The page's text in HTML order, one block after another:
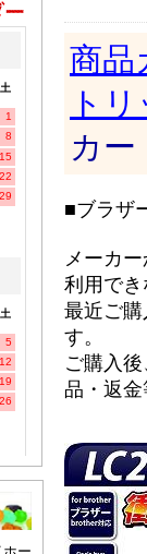
商品
ト
カ
■ブラザ
メーカ
利用で
最近ご
す。
ご購入
品・返